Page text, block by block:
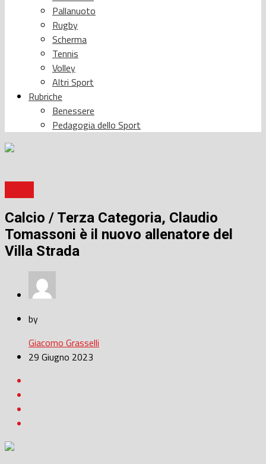
Pallanuoto
Rugby
Scherma
Tennis
Volley
Altri Sport
Rubriche
Benessere
Pedagogia dello Sport
Calcio / Terza Categoria, Claudio
Tomassoni è il nuovo allenatore del
Villa Strada
by
Giacomo Grasselli
29 Giugno 2023